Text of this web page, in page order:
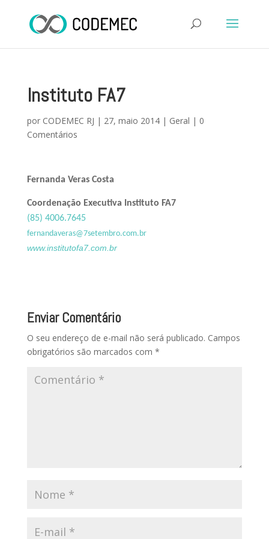
Instituto FA7
por CODEMEC RJ | 27, maio 2014| Geral | 0
Comentários
Fernanda Veras Costa
Coordenação Executiva Instituto FA7
(85) 4006.7645
fernandaveras@7setembro.com.br
www.institutofa7.com.br
Enviar Comentário
O seu endereço de e-mail não será publicado. Campos
obrigatórios são marcados com *